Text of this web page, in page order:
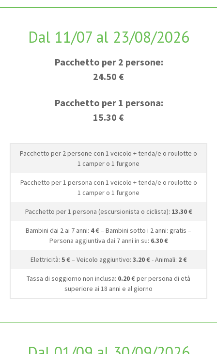
Dal 11/07 al 23/08/2026
Pacchetto per 2 persone:
24.50 €
Pacchetto per 1 persona:
15.30 €
Pacchetto per 2 persone con 1 veicolo + tenda/e o roulotte o
1 camper o 1 furgone
Pacchetto per 1 persona con 1 veicolo + tenda/e o roulotte o
1 camper o 1 furgone
Pacchetto per 1 persona (escursionista o ciclista): 13.30 €
Bambini dai 2 ai 7 anni: 4 €– Bambini sotto i 2 anni: gratis –
Persona aggiuntiva dai 7 anni in su: 6.30 €
Elettricità: 5 €– Veicolo aggiuntivo: 3.20 €- Animali: 2 €
Tassa di soggiorno non inclusa: 0.20 €per persona di età
superiore ai 18 anni e al giorno